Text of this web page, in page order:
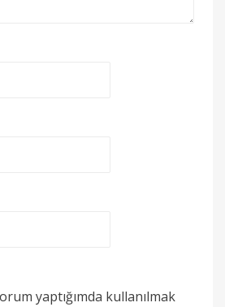
yaptığımda kullanılmak